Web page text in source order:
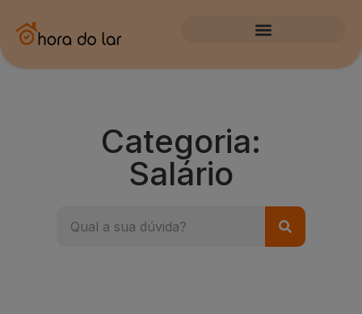
Categoria:
Salário